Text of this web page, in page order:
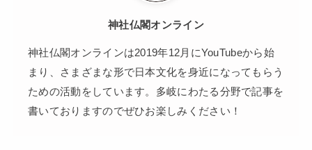
神社仏閣オンライン
神社仏閣オンラインは2019年12月にYouTubeから始
まり、さまざまな形で日本文化を身近になってもらう
ための活動をしています。多岐にわたる分野で記事を
書いておりますのでぜひお楽しみください！